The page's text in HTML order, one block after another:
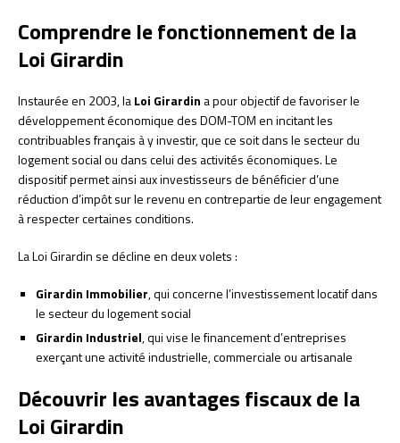
Comprendre le fonctionnement de la
Loi Girardin
Instaurée en 2003, laLoi Girardin a pour objectif de favoriser le
développement économique des DOM-TOM en incitant les
contribuables français à y investir, que ce soit dans le secteur du
logement social ou dans celui des activités économiques. Le
dispositif permet ainsi aux investisseurs de bénéficier d’une
réduction d’impôt sur le revenu en contrepartie de leur engagement
à respecter certaines conditions.
La Loi Girardin se décline en deux volets :
Girardin Immobilier, qui concerne l’investissement locatif dans
le secteur du logement social
Girardin Industriel, qui vise le financement d’entreprises
exerçant une activité industrielle, commerciale ou artisanale
Découvrir les avantages fiscaux de la
Loi Girardin